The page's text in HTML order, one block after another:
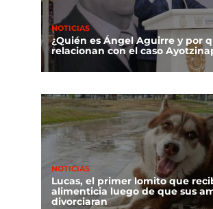
NOTICIAS
¿Quién es Ángel Aguirre y por
relacionan con el caso
NOTICIAS
Lucas, el primer lomito que
alimenticia luego de que sus
divorciaran